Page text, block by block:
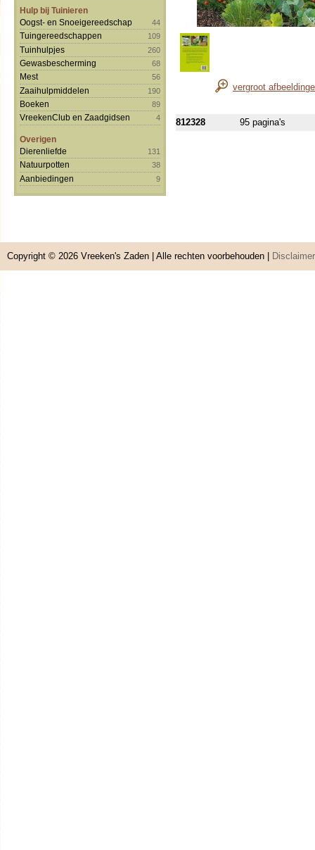
Hulp bij Tuinieren
Oogst- en Snoeigereedschap
44
Tuingereedschappen 109
Tuinhulpjes 260
Gewasbescherming 68
Mest 56
Zaaihulpmiddelen 190
Boeken 89
VreekenClub en Zaadgidsen 4
Overigen
Dierenliefde
131
Natuurpotten 38
Aanbiedingen 9
vergroot
812328 95 pagina's
Copyright © 2026 Vreeken's Zaden | Alle rechten voorbehouden | Disclaimer